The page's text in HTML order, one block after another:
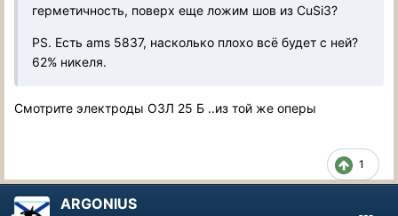
герметичность, поверх еще ложим шов из CuSi3?
PS. Есть ams 5837, насколько плохо всё будет с ней?
62% никеля.
Смотрите электроды ОЗЛ 25 Б ..из той же оперы
1
ARGONIUS